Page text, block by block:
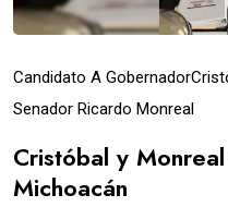
Candidato A Gobernador
Senador Ricardo Monreal
Cristóbal y
Michoacán